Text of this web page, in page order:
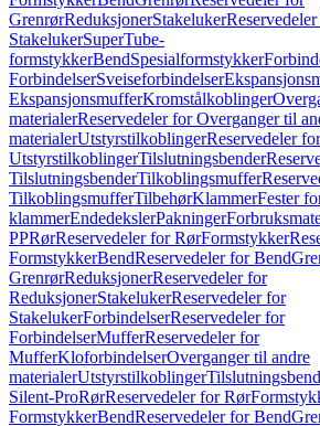
GrenrørReduksjonerStakeluker
StakelukerSuperTube-
formstykkerBendSpesialformstykker
ForbindelserSveiseforbindelser
EkspansjonsmufferKromstålkoblinger
materialerReservedeler for Overganger til
materialerUtstyrstilkoblingerReservedeler for
UtstyrstilkoblingerTilslutningsbender
TilslutningsbenderTilkoblingsmuffer
TilkoblingsmufferTilbehørKlammerFester
klammerEndedekslerPakninger
PPRørReservedeler for RørFormstykker
FormstykkerBendReservedeler for Bend
GrenrørReduksjonerReservedeler for
ReduksjonerStakelukerReservedeler for
StakelukerForbindelserReservedeler for
ForbindelserMufferReservedeler for
MufferKloforbindelserOverganger til andre
materialerUtstyrstilkoblinger
Silent-ProRørReservedeler for Rør
FormstykkerBendReservedeler for Bend